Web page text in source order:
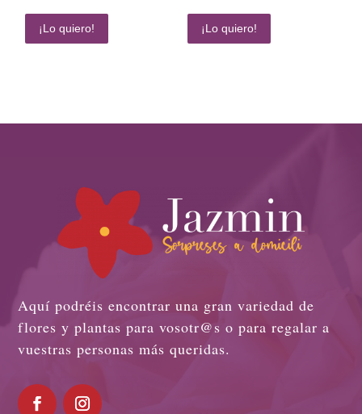
¡Lo quiero! ¡Lo quiero!
Aquí podréis encontrar una gran variedad de
flores y plantas para vosotr@s o para regalar a
vuestras personas más queridas.